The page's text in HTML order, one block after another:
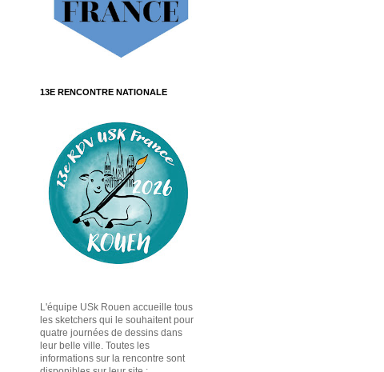
13E RENCONTRE NATIONALE
L'équipe USk Rouen accueille tous
les sketchers qui le souhaitent pour
quatre journées de dessins dans
leur belle ville. Toutes les
informations sur la rencontre sont